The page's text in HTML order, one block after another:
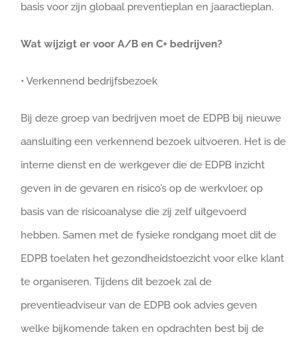
basis voor zijn globaal preventieplan en jaaractieplan.
Wat wijzigt er voor A/B en C+ bedrijven?
• Verkennend bedrijfsbezoek
Bij deze groep van bedrijven moet de EDPB bij nieuwe
aansluiting een verkennend bezoek uitvoeren. Het is de
interne dienst en de werkgever die de EDPB inzicht
geven in de gevaren en risico’s op de werkvloer, op
basis van de risicoanalyse die zij zelf uitgevoerd
hebben. Samen met de fysieke rondgang moet dit de
EDPB toelaten het gezondheidstoezicht voor elke klant
te organiseren. Tijdens dit bezoek zal de
preventieadviseur van de EDPB ook advies geven
welke bijkomende taken en opdrachten best bij de